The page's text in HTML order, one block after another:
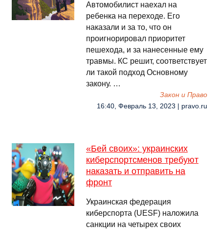
Автомобилист наехал на
ребенка на переходе. Его
наказали и за то, что он
проигнорировал приоритет
пешехода, и за нанесенные ему
травмы. КС решит, соответствует
ли такой подход Основному
закону. …
Закон и Право
16:40, Февраль 13, 2023 | pravo.ru
«Бей своих»: украинских
киберспортсменов требуют
наказать и отправить на
фронт
Украинская федерация
киберспорта (UESF) наложила
санкции на четырех своих